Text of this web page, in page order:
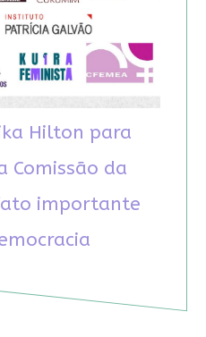
Hilton para
Comissão da
importante